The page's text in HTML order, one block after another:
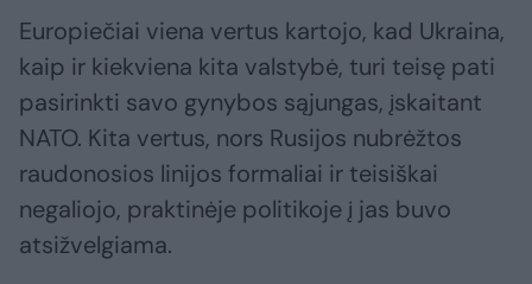
Europiečiai viena vertus kartojo, kad Ukraina,
kaip ir kiekviena kita valstybė, turi teisę pati
pasirinkti savo gynybos sąjungas, įskaitant
NATO. Kita vertus, nors Rusijos nubrėžtos
raudonosios linijos formaliai ir teisiškai
negaliojo, praktinėje politikoje į jas buvo
atsižvelgiama.